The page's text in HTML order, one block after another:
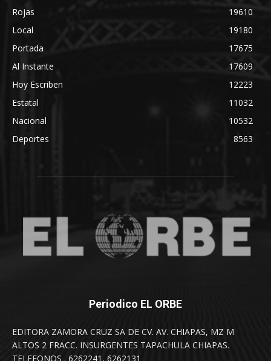
Rojas
19610
Local
19180
Portada
17675
Al Instante
17609
Hoy Escriben
12223
Estatal
11032
Nacional
10532
Deportes
8563
Periodico EL ORBE
EDITORA ZAMORA CRUZ SA DE CV. AV. CHIAPAS, MZ M
ALTOS 2 FRACC. INSURGENTES TAPACHULA CHIAPAS.
TELEFONOS . 6262241, 6262131